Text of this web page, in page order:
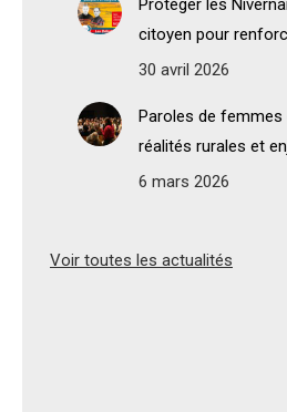
Protéger les
citoyen pour
30 avril 2026
Paroles de femmes
réalités rurales et
6 mars 2026
Voir toutes les actualités